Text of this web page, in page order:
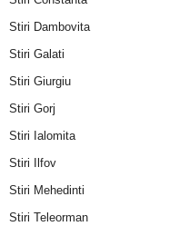
Stiri Dambovita
Stiri Galati
Stiri Giurgiu
Stiri Gorj
Stiri Ialomita
Stiri Ilfov
Stiri Mehedinti
Stiri Teleorman